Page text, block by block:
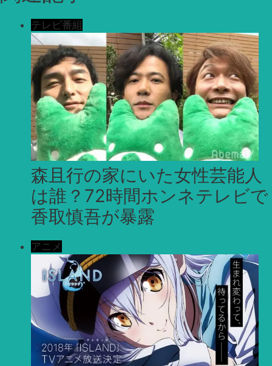
テレビ番組
森且行の家にいた女性芸能人
は誰？72時間ホンネテレビで
香取慎吾が暴露
アニメ